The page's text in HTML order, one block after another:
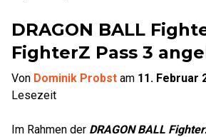
DRAGON BALL
FighterZ Pass 3
Von Dominik Probst am 11. Februar
Lesezeit
Im Rahmen der DRAGON BALL